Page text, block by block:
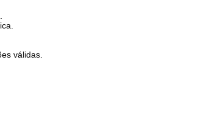
válidas.